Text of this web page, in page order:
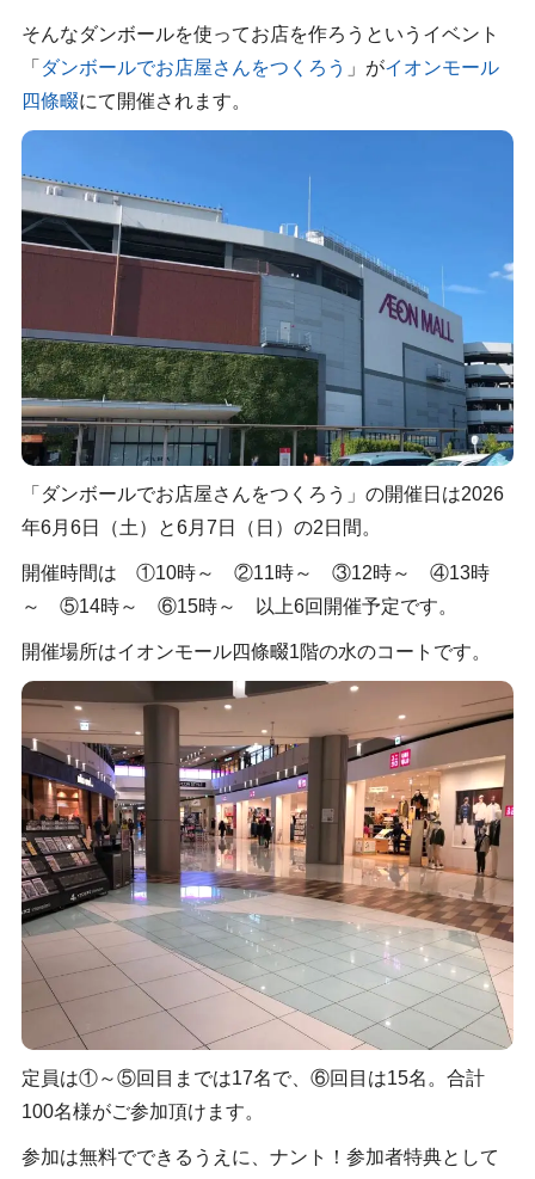
そんなダンボールを使ってお店を作ろうというイベント
「 ダンボールでお店屋さんをつくろう 」がイオンモール
四條畷にて開催されます。
「ダンボールでお店屋さんをつくろう」の開催日は2026
年6月6日（土）と6月7日（日）の2日間。
開催時間は ①10時～ ②11時～ ③12時～ ④13時
～ ⑤14時～ ⑥15時～ 以上6回開催予定です。
開催場所はイオンモール四條畷1階の水のコートです。
定員は①～⑤回目までは17名で、⑥回目は15名。合計
100名様がご参加頂けます。
参加は無料でできるうえに、ナント！参加者特典として